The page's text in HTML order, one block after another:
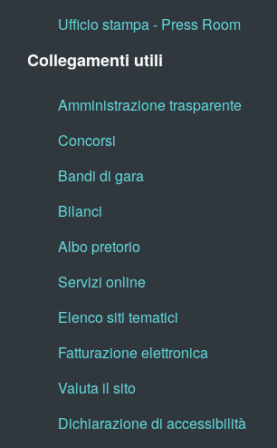
Ufficio stampa - Press Room
Collegamenti utili
Amministrazione trasparente
Concorsi
Bandi di gara
Bilanci
Albo pretorio
Servizi online
Elenco siti tematici
Fatturazione elettronica
Valuta il sito
Dichiarazione di accessibilità